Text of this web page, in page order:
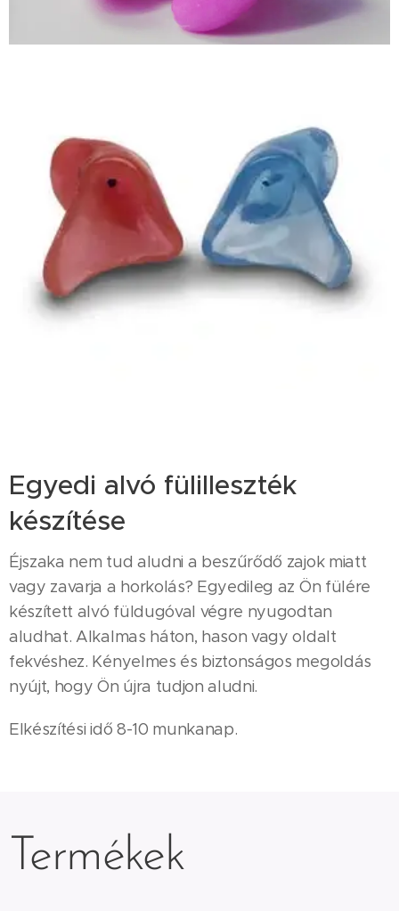
Egyedi alvó fülilleszték
készítése
Éjszaka nem tud aludni a beszűrődő zajok miatt
vagy zavarja a horkolás? Egyedileg az Ön fülére
készített alvó füldugóval végre nyugodtan
aludhat. Alkalmas háton, hason vagy oldalt
fekvéshez. Kényelmes és biztonságos megoldás
nyújt, hogy Ön újra tudjon aludni.
Elkészítési idő 8-10 munkanap.
Termékek